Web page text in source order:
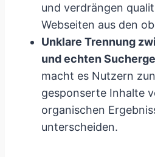
und verdrängen
Webseiten aus den
Unklare Trennung
und echten
macht es Nutzern
gesponserte Inhalte
organischen
unterscheiden.